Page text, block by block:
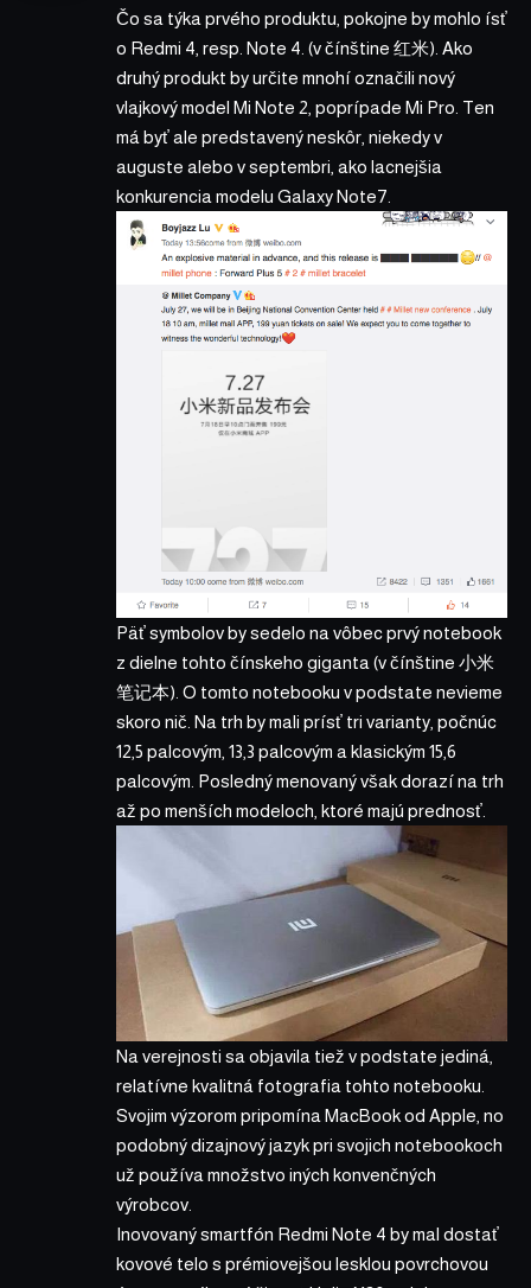
Čo sa týka prvého produktu, pokojne by mohlo ísť
o Redmi 4, resp. Note 4. (v čínštine 红米). Ako
druhý produkt by určite mnohí označili nový
vlajkový model Mi Note 2, poprípade Mi Pro. Ten
má byť ale predstavený neskôr, niekedy v
auguste alebo v septembri, ako lacnejšia
konkurencia modelu Galaxy Note7.
Päť symbolov by sedelo na vôbec prvý notebook
z dielne tohto čínskeho giganta (v čínštine 小米
笔记本). O tomto notebooku v podstate nevieme
skoro nič. Na trh by mali prísť tri varianty, počnúc
12,5 palcovým, 13,3 palcovým a klasickým 15,6
palcovým. Posledný menovaný však dorazí na trh
až po menších modeloch, ktoré majú prednosť.
Na verejnosti sa objavila tiež v podstate jediná,
relatívne kvalitná fotografia tohto notebooku.
Svojim výzorom pripomína MacBook od Apple, no
podobný dizajnový jazyk pri svojich notebookoch
už používa množstvo iných konvenčných
výrobcov.
Inovovaný smartfón Redmi Note 4 by mal dostať
kovové telo s prémiovejšou lesklou povrchovou